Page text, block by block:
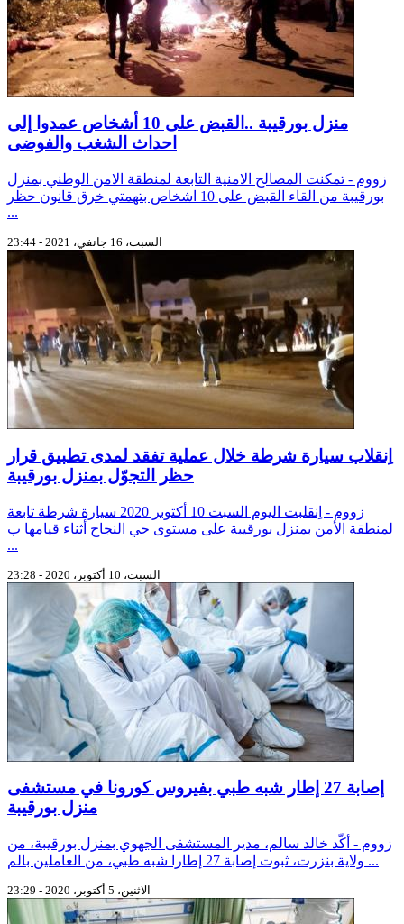
منزل بورقيبة ..القبض على 10 أشخاص عمدوا إلى
احداث الشغب والفوضى
زووم - تمكنت المصالح الامنية التابعة لمنطقة الامن الوطني بمنزل
بورقيبة من القاء القبض على 10 اشخاص بتهمتي خرق قانون حظر
...
السبت، 16 جانفي، 2021 - 23:44
اِنقلاب سيارة شرطة خلال عملية تفقد لمدى تطبيق قرار
حظر التجوّل بمنزل بورقيبة
زووم - اِنقلبت اليوم السبت 10 أكتوبر 2020 سيارة شرطة تابعة
لمنطقة الأمن بمنزل بورقيبة على مستوى حي النجاح أثناء قيامها ب
...
السبت، 10 أكتوبر، 2020 - 23:28
إصابة 27 إطار شبه طبي بفيروس كورونا في مستشفى
منزل بورقيبة
زووم - أكّد خالد سالم، مدير المستشفى الجهوي بمنزل بورقيبة، من
ولاية بنزرت، ثبوت إصابة 27 إطارا شبه طبي، من العاملين بالم ...
الاثنين، 5 أكتوبر، 2020 - 23:29